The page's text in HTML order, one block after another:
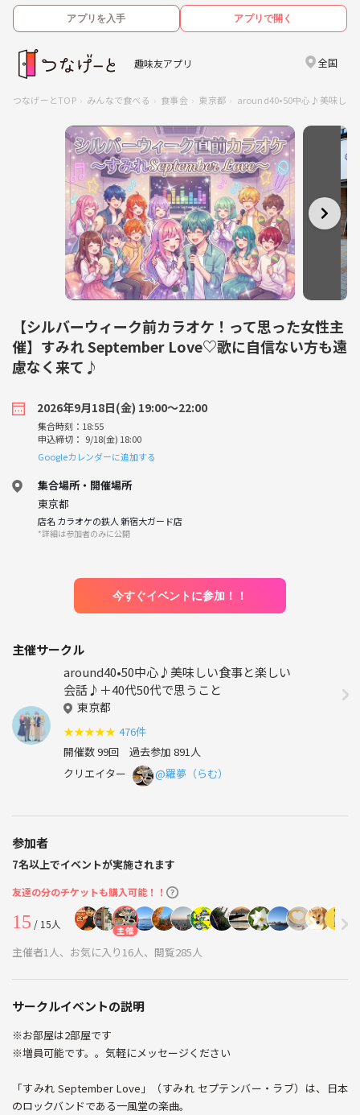
アプリを入手 アプリで開く
趣味友アプリ 全国
つなげーとTOP みんなで食べる 食事会 東京都 around40•50中心♪美味しい
【シルバーウィーク前カラオケ！って思った女性主
催】すみれ September Love♡歌に自信ない方も遠
慮なく来て♪
2026年9月18日(金) 19:00〜22:00
集合時刻：18:55
申込締切： 9/18(金) 18:00
Googleカレンダーに追加する
集合場所・開催場所
東京都
店名 カラオケの鉄人 新宿大ガード店
*詳細は参加者のみに公開
今すぐイベントに参加！！
主催サークル
around40•50中心♪美味しい食事と楽しい
会話♪＋40代50代で思うこと
東京都
★★★★★ 476件
開催数 99回 過去参加 891人
クリエイター
@羅夢（らむ）
参加者
7名以上でイベントが実施されます
友達の分のチケットも購入可能！！
15 / 15人 主催
主催者1人、お気に入り16人、閲覧285人
サークルイベントの説明
※お部屋は2部屋です
※増員可能です。。気軽にメッセージください
「すみれ September Love」（すみれ セプテンバー・ラブ）は、日本
のロックバンドである一風堂の楽曲。